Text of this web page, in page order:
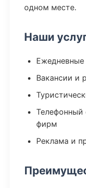
одном месте.
Наши
Вакансии и
Телефонный
фирм
Реклама и